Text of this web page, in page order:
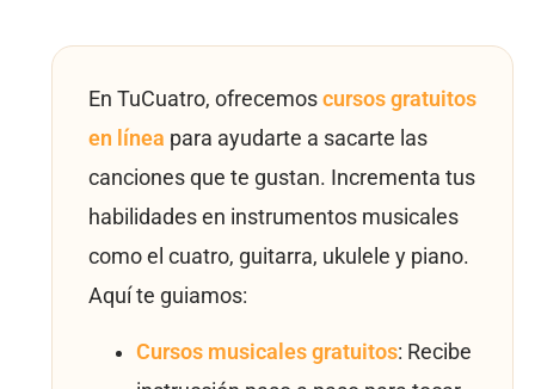
En TuCuatro, ofrecemos cursos gratuitos
en línea para ayudarte a sacarte las
canciones que te gustan. Incrementa tus
habilidades en instrumentos musicales
como el cuatro, guitarra, ukulele y piano.
Aquí te guiamos:
Cursos musicales gratuitos: Recibe